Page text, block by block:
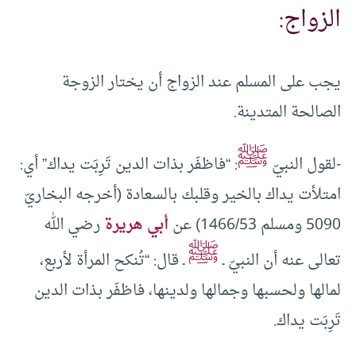
الزواج:
يجب على المسلم عند الزواج أن يختار الزوجة
الصالحة المتدينة.
-لقول النبيّﷺ: “فاظفَر بذات الدين تَرِبَت يداك” أي:
امتلأت يداك بالخير وقلبك بالسعادة (أخرجه البخاريّ
5090 ومسلم 1466/53) عن
أبي هريرةرضي الله
تعالى عنه أن النبيّ ـﷺـ قال: “تُنكح المرأة لأربع،
لمالها ولحسبها وجمالها ولدينها، فاظفَر بذات الدين
تَرِبَت يداك.